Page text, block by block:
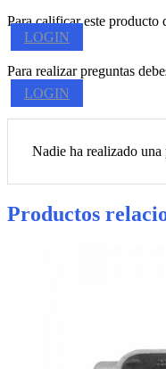
Para calificar este producto
LOGIN
Para realizar preguntas
LOGIN
Nadie ha realizado una
Productos